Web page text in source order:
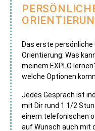
Das erste
Orientierung: Was
meinem EXPLO
welche Optionen
Jedes Gespräch ist
mit Dir rund 1 1/2
einem telefonischen
auf Wunsch auch mit